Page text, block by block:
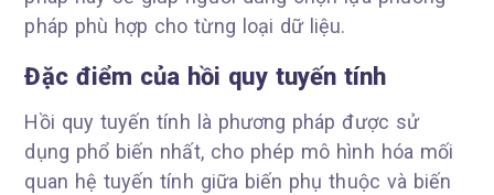
pháp phù hợp cho từng loại dữ liệu.
Đặc điểm của hồi quy tuyến tính
Hồi quy tuyến tính là phương pháp được sử
dụng phổ biến nhất, cho phép mô hình hóa mối
quan hệ tuyến tính giữa biến phụ thuộc và biến